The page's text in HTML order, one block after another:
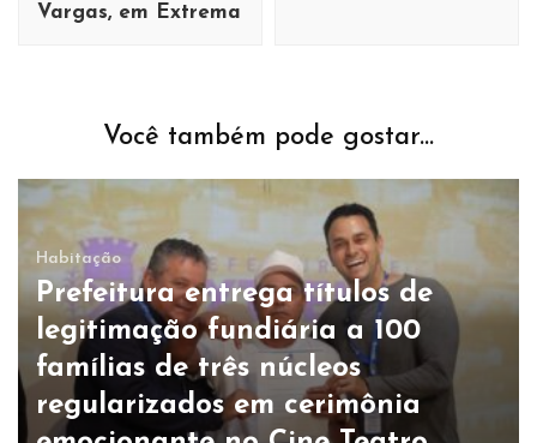
Vargas, em Extrema
Você também pode gostar...
Habitação
Prefeitura entrega títulos de
legitimação fundiária a 100
famílias de três núcleos
regularizados em cerimônia